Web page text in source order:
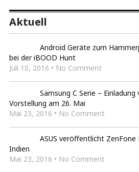
Aktuell
Android Geräte zum
bei der iBOOD Hunt
Juli 10, 2016 • No Comment
Samsung C Serie – Einladung
Vorstellung am 26. Mai
Mai 23, 2016 • No Comment
ASUS veröffentlicht ZenFone
Indien
Mai 23, 2016 • No Comment